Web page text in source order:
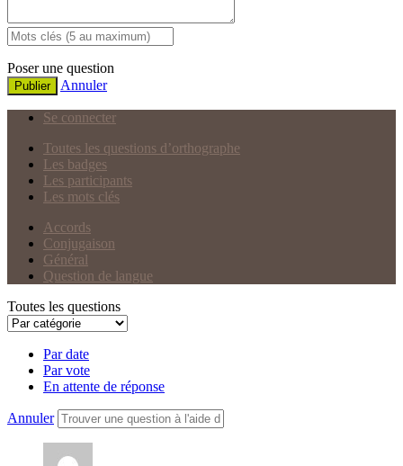
Poser une question
Publier Annuler
Se connecter
Toutes les questions d’orthographe
Les badges
Les participants
Les mots clés
Accords
Conjugaison
Général
Question de langue
Toutes les questions
Par date
Par vote
En attente de réponse
Annuler